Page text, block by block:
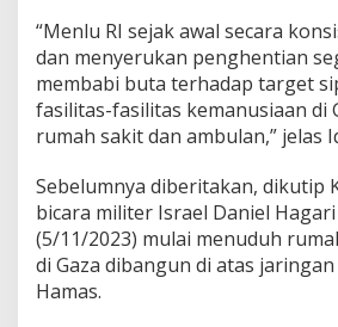
“Menlu RI sejak awal secara
dan menyerukan penghentian
membabi buta terhadap target
fasilitas-fasilitas kemanusiaan di
rumah sakit dan ambulan,” jelas
Sebelumnya diberitakan, dikutip
bicara militer Israel Daniel
(5/11/2023) mulai menuduh
di Gaza dibangun di atas
Hamas.